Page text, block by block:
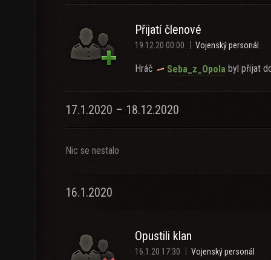
Přijatí členové
19.12.20 00:00 Vojenský personál
Hráč Seba_z_Opola byl přijat
17.1.2020 – 18.12.2020
Nic se nestalo
16.1.2020
Opustili klan
16.1.20 17:30 Vojenský personál